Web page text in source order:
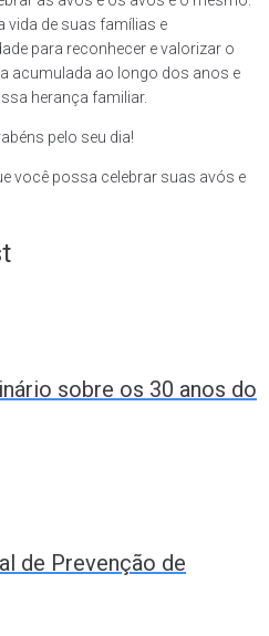
vida de suas famílias e
para reconhecer e valorizar o
acumulada ao longo dos anos e
herança familiar.
pelo seu dia!
você possa celebrar suas avós e
sobre os 30 anos do
de Prevenção de